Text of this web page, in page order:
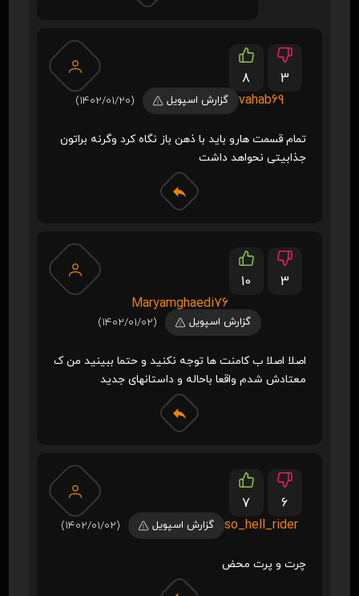
8
3
vahab69
گزارش اسپویل (1402/01/20)
تمام قسمت هارو باید با ذهن باز نگاه کرد وگرنه براتون
جذابیتی نحواهد داشت
10
3
Maryamghaedi76
گزارش اسپویل (1402/01/02)
اصلا اصلا ب کامنت ها توجه نکنید و حتما ببینید من ک
معتادش شدم واقعا باحاله و داستانهای جدید
7
6
so_hell_rider
گزارش اسپویل (1402/01/02)
چرت و پرت محض